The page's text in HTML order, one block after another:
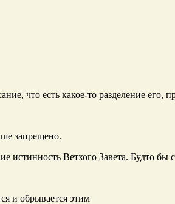
что есть какое-то разделение его,
запрещено.
Ветхого Завета. Будто бы
и обрывается этим